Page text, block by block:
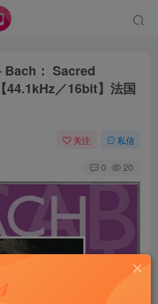
： Sacred
44.1kHz／16bit】法国
关注 私信
0 20